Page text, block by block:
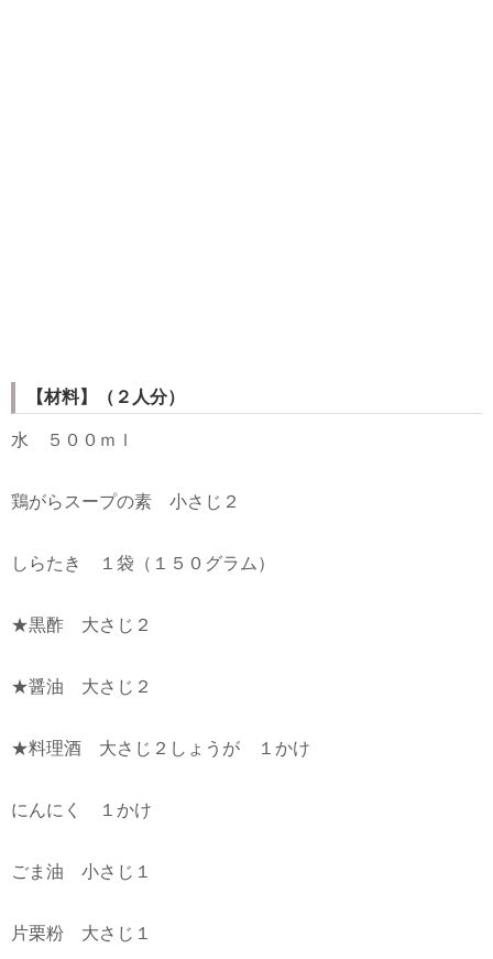
【材料】（２人分）
水 ５００ｍｌ
鶏がらスープの素 小さじ２
しらたき １袋（１５０グラム）
★黒酢 大さじ２
★醤油 大さじ２
★料理酒 大さじ２しょうが １かけ
にんにく １かけ
ごま油 小さじ１
片栗粉 大さじ１